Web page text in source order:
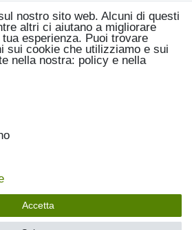
nostro sito web. Alcuni di questi
altri ci aiutano a migliorare
esperienza. Puoi trovare
sui cookie che utilizziamo e sui
nella nostra: policy e nella
Accetta